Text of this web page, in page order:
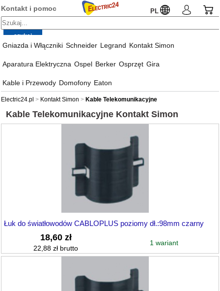
Kontakt i pomoc PL
Gniazda i Włączniki Schneider Legrand Kontakt Simon
Aparatura Elektryczna Ospel Berker Osprzęt Gira
Kable i Przewody Domofony Eaton
Electric24.pl Kontakt Simon Kable Telekomunikacyjne
Kable Telekomunikacyjne Kontakt Simon
Łuk do światłowodów CABLOPLUS poziomy dł.:98mm czarny
18,60 zł
22,88 zł brutto
1 wariant